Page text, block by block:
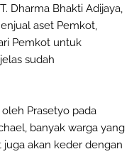
Dharma Bhakti Adijaya,
aset Pemkot,
Pemkot untuk
sudah
Prasetyo pada
banyak warga yang
akan keder dengan